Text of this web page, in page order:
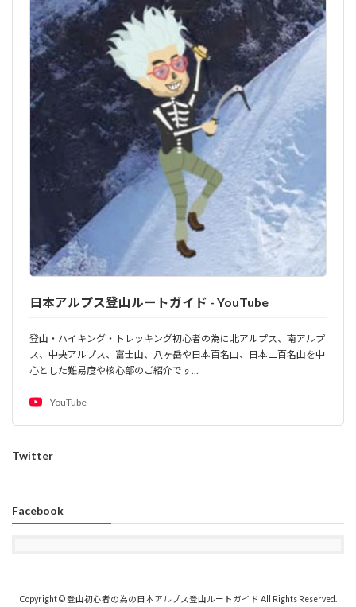
日本アルプス登山ルートガイド - YouTube
登山・ハイキング・トレッキング初心者の為に北アルプス、南アルプ
ス、中央アルプス、富士山、八ヶ岳や日本百名山、日本二百名山を中
心とした難易度や核心部のご紹介です…
YouTube
Twitter
Facebook
Copyright © 登山初心者の為の日本アルプス登山ルートガイド All Rights Reserved.